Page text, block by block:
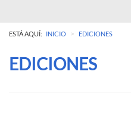
ESTÁ AQUÍ: INICIO > EDICIONES
EDICIONES